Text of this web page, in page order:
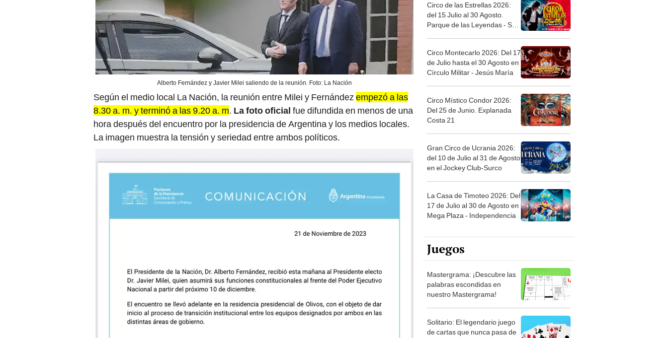
Alberto Fernández y Javier Milei saliendo de la reunión. Foto: La Nación
Según el medio local La Nación, la reunión entre Milei y Fernández empezó a las
8.30 a. m. y terminó a las 9.20 a. m. La foto oficial fue difundida en menos de una
hora después del encuentro por la presidencia de Argentina y los medios locales.
La imagen muestra la tensión y seriedad entre ambos políticos.
Circo de las Estrellas 2026:
del 15 Julio al 30 Agosto.
Parque de las Leyendas - San
Circo Montecarlo 2026: Del 17
de Julio hasta el 30 Agosto en
Círculo Militar - Jesús María
Circo Místico Condor 2026:
Del 25 de Junio. Explanada
Costa 21
Gran Circo de Ucrania 2026:
del 10 de Julio al 31 de Agosto
en el Jockey Club-Surco
La Casa de Timoteo 2026: Del
17 de Julio al 30 de Agosto en
Mega Plaza - Independencia
Juegos
Mastergrama: ¡Descubre las
palabras escondidas en
nuestro Mastergrama!
Solitario: El legendario juego
de cartas que nunca pasa de